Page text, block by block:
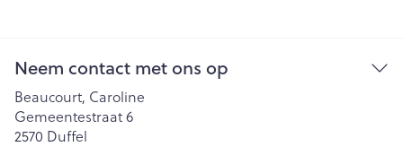
Neem contact met ons op
Beaucourt, Caroline
Gemeentestraat 6
2570 Duffel